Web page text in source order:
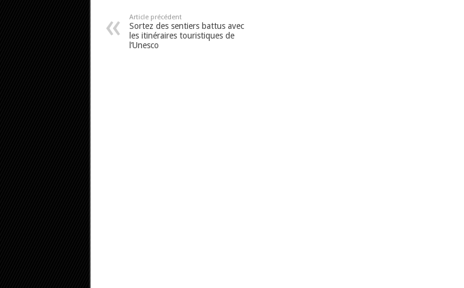
Article précédent
Sortez des sentiers battus avec
les itinéraires touristiques de
l’Unesco